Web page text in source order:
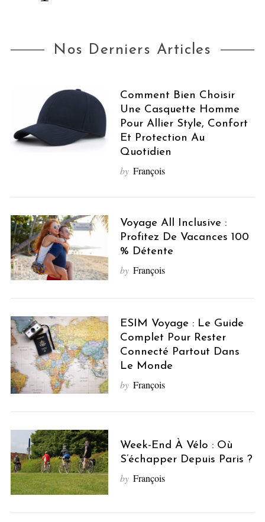
Nos Derniers Articles
Comment Bien Choisir
Une Casquette Homme
Pour Allier Style, Confort
Et Protection Au
Quotidien
by François
Voyage All Inclusive :
Profitez De Vacances 100
% Détente
by François
ESIM Voyage : Le Guide
Complet Pour Rester
Connecté Partout Dans
Le Monde
by François
Week-End À Vélo : Où
S’échapper Depuis Paris ?
by François